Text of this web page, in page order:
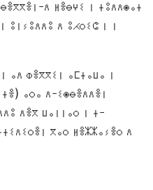
ⴷ ⵍⴻⴱⵖⵉ ⵏ ⵜⵓⴷⴷⵙⴰⵜ
ⵓⵏⵢⵓⴷⴷⵓ ⴷ ⵓⵃⵔⵉⵛ ⵏ ⵏ
ⴰⴷ ⵀⴻⴳⴳⵉⵏ ⴰⵎⵜⴰⵡⴰ ⵏ
ⴰⵔⴰ ⴷ-ⵉⵙⴱⴻⴷⴷⴻⵏ
ⴷⴻⴳ ⵡⴰⵏⵏⴰⵔ ⵏ ⵜ-
ⴳⴰⵔ ⵍⴻⵣⵣⴰⵢⴻⵔ ⴷ